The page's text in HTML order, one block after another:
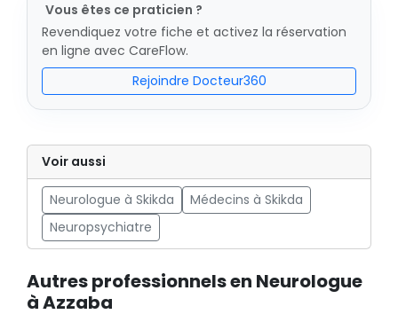
Vous êtes ce praticien ?
Revendiquez votre fiche et activez la réservation
en ligne avec CareFlow.
Rejoindre Docteur360
Voir aussi
Neurologue à Skikda
Médecins à Skikda
Neuropsychiatre
Autres professionnels en Neurologue
à Azzaba